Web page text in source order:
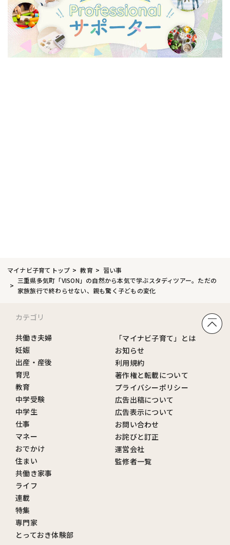
マイナビ子育てトップ 教育
習い事
三重県多気町「VISON」の自然から本気で学ぶスタディツアー。ただの
家族旅行で終わらせない、親も驚く子どもの変化
カテゴリ
共働き夫婦
妊娠
出産・産後
育児
教育
中学受験
中学生
仕事
マネー
おでかけ
住まい
共働き家事
ライフ
連載
特集
専門家
とっておき体験部
「マイナビ子育て」とは
お知らせ
利用規約
著作権と転載について
プライバシーポリシー
広告出稿について
広告表示について
お問い合わせ
お詫びと訂正
運営会社
監修者一覧